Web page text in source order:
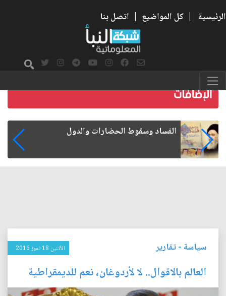
الرئيسية | كل المواضيع | اتصل بنا
رواتب الموظفين على صفيح ساخن
سياسة-تقارير الأثنين 18 تموز 2016
العالم بالاقوال.. لا لأردوغان، نعم للديمقراطية